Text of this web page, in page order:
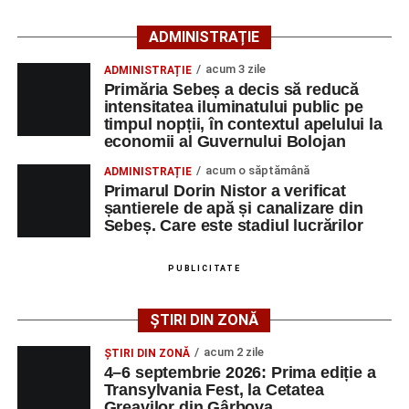
Lista publicată de AJOFM Alba include, pe lângă
denumirea posturilor vacante din Săsciori, și datele de
contact ale angajatorilor, precum numere de telefon și
adrese de e-mail, pentru ca persoanele interesate să
poată solicita detalii despre condițiile de angajare,
programul de lucru și procesul de recrutare.
Mai jos puteți consulta lista completă a locurilor de
muncă disponibile în comuna Săsciori la data de 4
AGENT OCUPAŢIA
NR.
NR.
OPERATOR LA
1 0752826367
ADMINISTRAȚIE
ADMINISTRAȚIE acum 3 zile
Primăria Sebeș a decis să reducă
intensitatea iluminatului public pe
timpul nopții, în contextul apelului la
economii al Guvernului Bolojan
ADMINISTRAȚIE acum o săptămână
Primarul Dorin Nistor a verificat
șantierele de apă și canalizare din
Sebeș. Care este stadiul lucrărilor
PUBLICITATE
ȘTIRI DIN ZONĂ
ȘTIRI DIN ZONĂ acum 2 zile
4–6 septembrie 2026: Prima ediție a
Transylvania Fest, la Cetatea